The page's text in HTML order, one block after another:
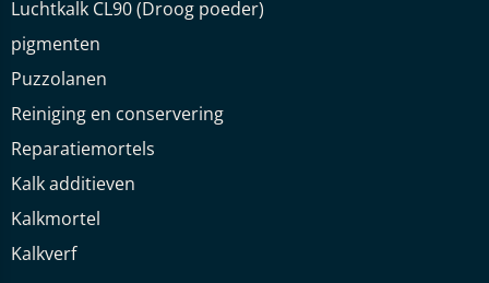
Luchtkalk CL90 (Droog poeder)
pigmenten
Puzzolanen
Reiniging en conservering
Reparatiemortels
Kalk additieven
Kalkmortel
Kalkverf